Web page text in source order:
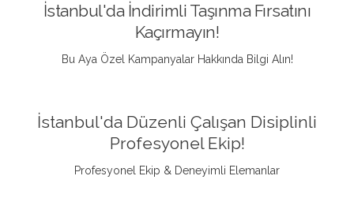
İstanbul'da İndirimli Taşınma Fırsatını
Kaçırmayın!
Bu Aya Özel Kampanyalar Hakkında Bilgi Alın!
İstanbul'da Düzenli Çalışan Disiplinli
Profesyonel Ekip!
Profesyonel Ekip & Deneyimli Elemanlar